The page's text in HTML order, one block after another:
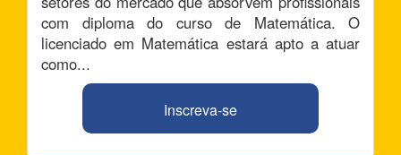
com diploma do curso de Matemática. O
licenciado em Matemática estará apto a atuar
como...
Inscreva-se